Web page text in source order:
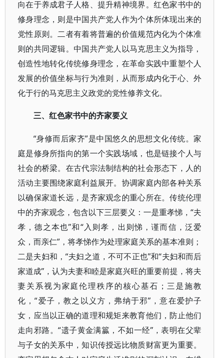
向在于养成君子人格、提升精神境界。红色家书中的
修身理念，则是中国共产党人作为个体所体现出来的
党性原则。二者有着将普遍的价值规范内化为个体准
则的共同逻辑。中国共产党人以马克思主义为指导，
创造性地转化传统修身理念，在革命实践中重塑个人
发展的价值坐标与行为准则，从而形成内化于心、外
化于行的马克思主义政党的党性修养文化。
三、红色家书中的齐家要义
“身修而后家齐”是中国悠久的思想文化传统。家
庭是修身所指向的第一个实践场域，也是链接个人与
社会的桥梁。在古代宗法制结构的社会形态下，人的
活动主要围绕家庭利益展开。协调家庭内部各种关系
以确保家道长远，是齐家观念的重心所在。传统伦理
中的齐家观念，包含以下三层要义：一是重孝悌，“夫
孝，德之本也”和“入则孝，出则悌，谨而信，泛爱
众，而亲仁”，将孝悌作为处理家庭关系的基本准则；
二是夫妇和，“夫妇之道，不可不正也”和“夫妇和而后
家道成”，认为夫妻和睦是家庭兴旺的重要前提，将夫
妻关系视为家庭伦理秩序的核心基石；三是施教
化，“爱子，教之以义方，弗纳于邪”，意在爱护子
女，应当以正确的道理和规矩来教育他们，防止他们
走向邪路。“遗子黄金满籯，不如一经”，表明在父辈
与子女的关系中，知识传授远比物质财富更为重要。